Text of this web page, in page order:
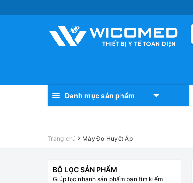
Danh mục sản phẩm
Trang chủ Máy Đo Huyết Áp
BỘ LỌC SẢN PHẨM
Giúp lọc nhanh sản phẩm bạn tìm kiếm